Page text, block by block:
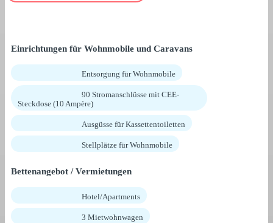
Einrichtungen für Wohnmobile und Caravans
Entsorgung für Wohnmobile
90 Stromanschlüsse mit CEE-
Steckdose (10 Ampère)
Ausgüsse für Kassettentoiletten
Stellplätze für Wohnmobile
Bettenangebot / Vermietungen
Hotel/Apartments
3 Mietwohnwagen